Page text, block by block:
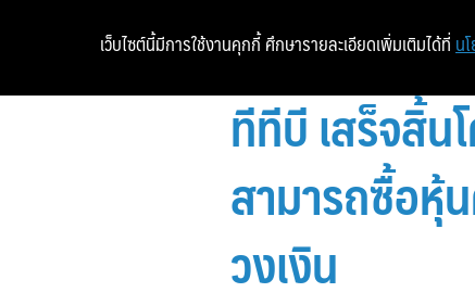
ทีทีบี เสร็จสิ้น
สามารถซื้อหุ้
วงเงิน
เว็บไซต์นี้มีการใช้งานคุกกี้ ศึกษารายละเอียดเพิ่มเติมได้ที่ น